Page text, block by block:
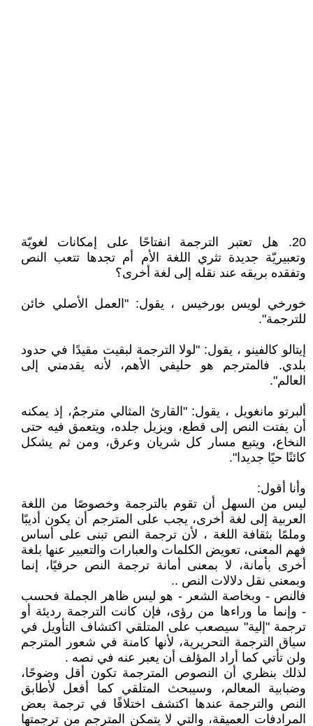
20. هل تعتبر الترجمة انفتاحًا على إمكانات لغويّة
وتعبيريّة جديدة تثري اللغة الأم أم تجدها تتعب النص
وتفقده بريقه عند نقله إلى لغة أخرى؟
خورخي لويس بورخيس ، يقول: "العمل الأصلي خائن
للترجمة".
إيتالو كالفينو ، يقول: "لولا الترجمة لبقيت مقيدًا في حدود
بلدي. فالمترجم هو حليفي الأهم، لأنه يقدمني إلى
العالم".
ألبرتو مانغويل ، يقول: "القارئ المثالي مترجمٌ، إذ يمكنه
أن يفتت النص إلى قطع، ويزيل جلده، ويتعمق فيه حتى
النخاع، ويتبع مسار كل شريان وعرق، ومن ثم يشكل
كائنًا حيًا جديدا".
وأنا أقول:
ليس من السهل أن تقوم بالترجمة وخصوصًا من اللغة
العربية إلى لغة أخرى، يجب على المترجم أن يكون أديبًا
وملمًا بثقافة اللغة ، لأن ترجمة النص تبنى على أساس
فهم المعنى، تعويض الكلمات والعبارات والتعبير عنها بلغة
أخرى بأمانة، لا بمعنى أمانة ترجمة النص حرفيًا، إنما
وبمعنى نقل دلالات النص ..
فالنص - وبخاصة الشعر - هو ليس ظاهر الجملة فحسب
- وإنما ما وراءها من رؤى، فإن كانت الترجمة رديئة أو
ترجمة "إلية" سيصعب على المتلقي اكتشاف التأويل في
سياق الترجمة التحريرية، لأنها كامنة في شعور المترجم
ولن تأتي كما أراد المؤلف أن يعبر عنه في نصه .
لذلك بنظري أن النصوص المترجمة تكون أقل وضوحًا،
وضبابية المعالم، وسيبحث المتلقي كما أفعل لأطابق
النص والترجمة عندها اكتشف اختلافًا في ترجمة بعض
المرادفات العميقة، والتي لا يتمكن المترجم من ترجمتها